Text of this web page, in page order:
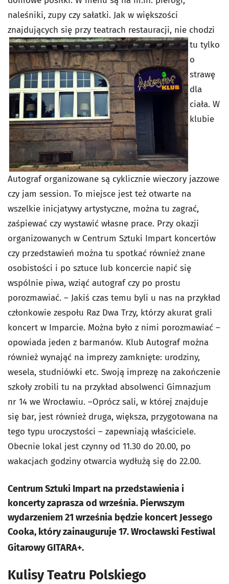
naleśniki, zupy czy sałatki. Jak w większości
znajdujących się przy teatrach restauracji, nie chodzi
tu tylko
o
strawę
dla
ciała. W
klubie
Autograf organizowane są cyklicznie wieczory jazzowe
czy jam session. To miejsce jest też otwarte na
wszelkie inicjatywy artystyczne, można tu zagrać,
zaśpiewać czy wystawić własne prace. Przy okazji
organizowanych w Centrum Sztuki Impart koncertów
czy przedstawień można tu spotkać również znane
osobistości i po sztuce lub koncercie napić się
wspólnie piwa, wziąć autograf czy po prostu
porozmawiać. – Jakiś czas temu byli u nas na przykład
członkowie zespołu Raz Dwa Trzy, którzy akurat grali
koncert w Imparcie. Można było z nimi porozmawiać –
opowiada jeden z barmanów. Klub Autograf można
również wynająć na imprezy zamknięte: urodziny,
wesela, studniówki etc. Swoją imprezę na zakończenie
szkoły zrobili tu na przykład absolwenci Gimnazjum
nr 14 we Wrocławiu. –Oprócz sali, w której znajduje
się bar, jest również druga, większa, przygotowana na
tego typu uroczystości – zapewniają właściciele.
Obecnie lokal jest czynny od 11.30 do 20.00, po
wakacjach godziny otwarcia wydłużą się do 22.00.
Centrum Sztuki Impart na przedstawienia i
koncerty zaprasza od września. Pierwszym
wydarzeniem 21 września będzie koncert Jessego
Cooka, który zainauguruje 17. Wrocławski Festiwal
Gitarowy GITARA+.
Kulisy Teatru Polskiego